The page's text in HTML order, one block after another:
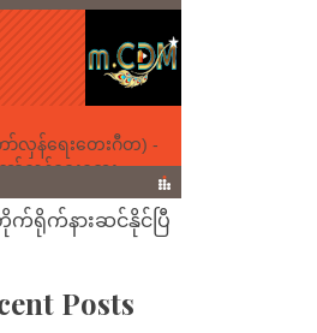
တိုက်ရိုက်နားဆင်နိုင်ပြီ
Posts